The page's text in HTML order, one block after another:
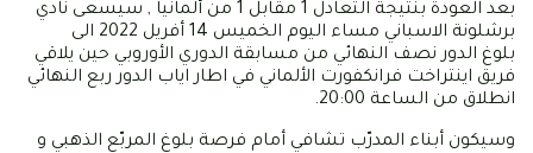
بعد العودة بنتيجة التعادل 1 مقابل 1 من ألمانيا , سيسعى نادي
برشلونة الاسباني مساء اليوم الخميس 14 أفريل 2022 الى
بلوغ الدور نصف النهائي من مسابقة الدوري الأوروبي حين يلاقي
فريق اينتراخت فرانكفورت الألماني في اطار اياب الدور ربع النهائي
انطلاق من الساعة 20:00.
وسيكون أبناء المدرّب تشافي أمام فرصة بلوغ المربّع الذهبي و